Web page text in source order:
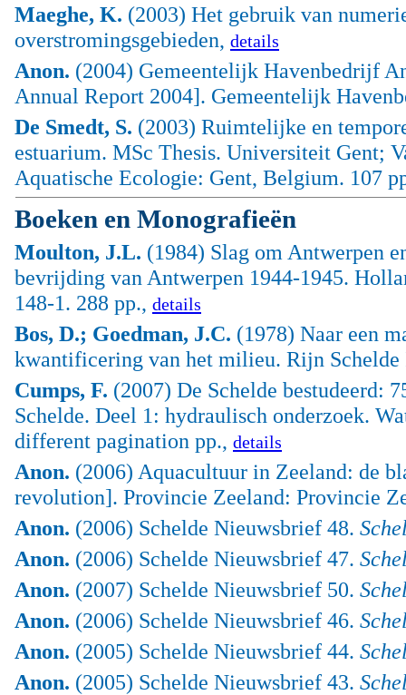
Maeghe, K. (2003) Het gebruik van
overstromingsgebieden, details
Anon. (2004) Gemeentelijk Havenbedrijf
Annual Report 2004]. Gemeentelijk
De Smedt, S. (2003) Ruimtelijke en
estuarium. MSc Thesis. Universiteit Gent;
Aquatische Ecologie: Gent, Belgium. 107
Boeken en Monografieën
Moulton, J.L. (1984) Slag om Antwerpen
bevrijding van Antwerpen 1944-1945.
148-1. 288 pp., details
Bos, D.; Goedman, J.C. (1978) Naar een
kwantificering van het milieu. Rijn
Cumps, F. (2007) De Schelde bestudeerd:
Schelde. Deel 1: hydraulisch onderzoek.
different pagination pp., details
Anon. (2006) Aquacultuur in Zeeland: de
revolution]. Provincie Zeeland: Provincie
Anon. (2006) Schelde Nieuwsbrief 48.
Anon. (2006) Schelde Nieuwsbrief 47.
Anon. (2007) Schelde Nieuwsbrief 50.
Anon. (2006) Schelde Nieuwsbrief 46.
Anon. (2005) Schelde Nieuwsbrief 44.
Anon. (2005) Schelde Nieuwsbrief 43.